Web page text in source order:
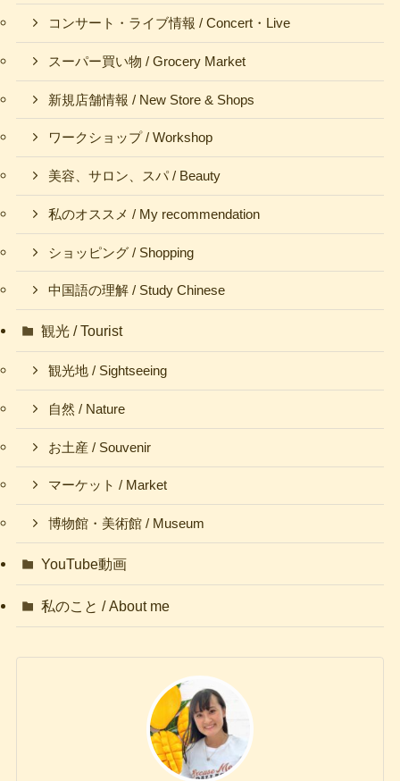
コンサート・ライブ情報 / Concert・Live
スーパー買い物 / Grocery Market
新規店舗情報 / New Store & Shops
ワークショップ / Workshop
美容、サロン、スパ / Beauty
私のオススメ / My recommendation
ショッピング / Shopping
中国語の理解 / Study Chinese
観光 / Tourist
観光地 / Sightseeing
自然 / Nature
お土産 / Souvenir
マーケット / Market
博物館・美術館 / Museum
YouTube動画
私のこと / About me